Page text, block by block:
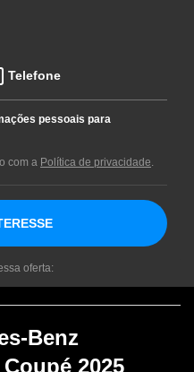
Telefone
pessoais para
com a Política de privacidade.
oferta:
Benz
2025